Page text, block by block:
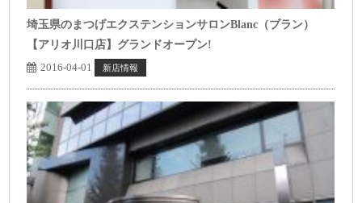
埼玉県のまつげエクステンションサロンBlanc（ブラン）
【アリオ川口店】グランドオープン!
2016-04-01
新店情報